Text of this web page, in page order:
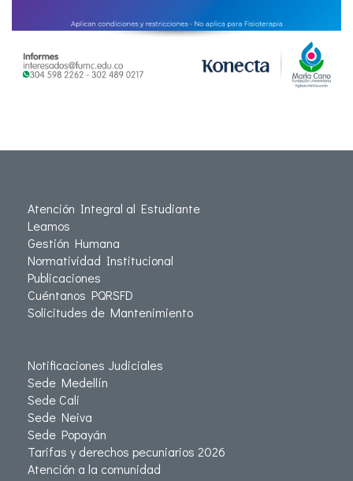
Atención Integral al Estudiante
Leamos
Gestión Humana
Normatividad Institucional
Publicaciones
Cuéntanos PQRSFD
Solicitudes de Mantenimiento
Notificaciones Judiciales
Sede Medellín
Sede Cali
Sede Neiva
Sede Popayán
Tarifas y derechos pecuniarios 2026
Atención a la comunidad